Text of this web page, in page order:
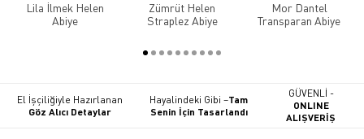
Lila İlmek Helen
Abiye
Zümrüt Helen
Straplez Abiye
Mor Dantel
Transparan Abiye
El İşçiliğiyle Hazırlanan
Göz Alıcı Detaylar
Hayalindeki Gibi –Tam
Senin İçin Tasarlandı
GÜVENLİ -
ONLINE
ALIŞVERİŞ